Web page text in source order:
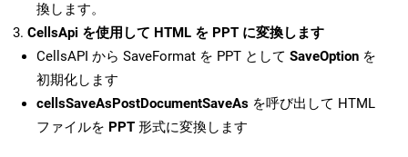
換します。
CellsApi を使用して HTML を PPT に変換します
CellsAPI から SaveFormat を PPT として SaveOption を
初期化します
cellsSaveAsPostDocumentSaveAs を呼び出して HTML
ファイルを PPT 形式に変換します